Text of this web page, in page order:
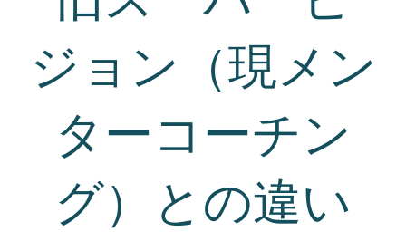
ジョン（現メン
ターコーチン
グ）との違い